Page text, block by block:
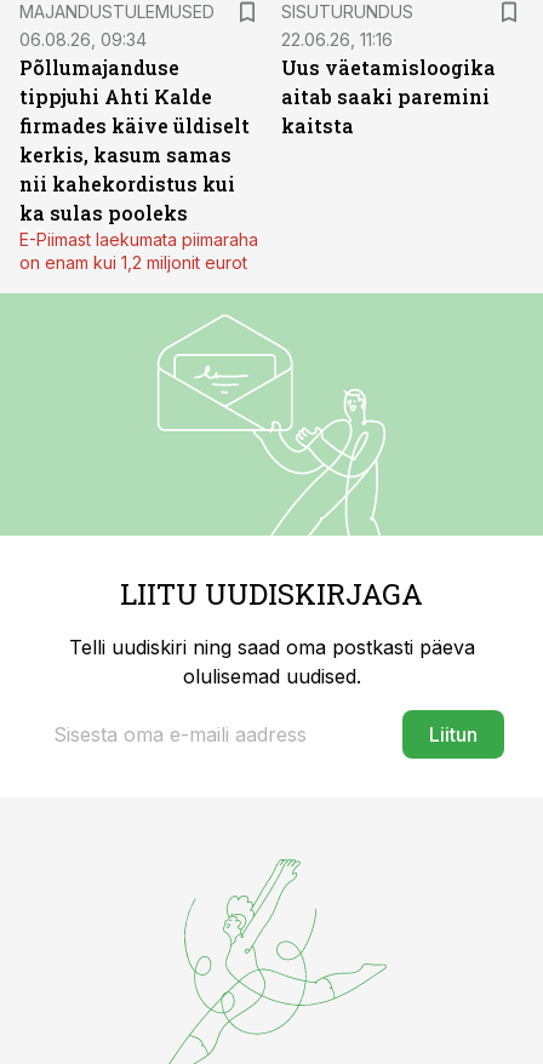
MAJANDUSTULEMUSED
06.08.26, 09:34
Põllumajanduse
tippjuhi Ahti Kalde
firmades käive üldiselt
kerkis, kasum samas
nii kahekordistus kui
ka sulas pooleks
E-Piimast laekumata piimaraha
on enam kui 1,2 miljonit eurot
SISUTURUNDUS
22.06.26, 11:16
Uus väetamisloogika
aitab saaki paremini
kaitsta
LIITU UUDISKIRJAGA
Telli uudiskiri ning saad oma postkasti päeva
olulisemad uudised.
Liitun